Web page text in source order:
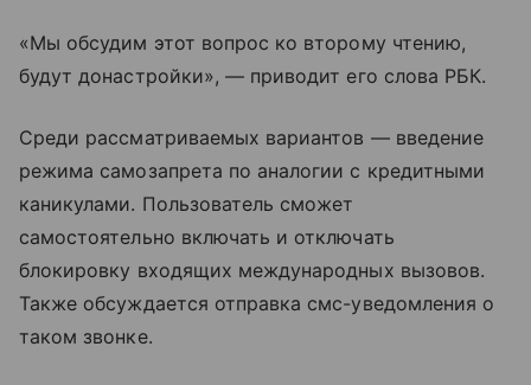
«Мы обсудим этот вопрос ко второму чтению,
будут донастройки», — приводит его слова РБК.
Среди рассматриваемых вариантов — введение
режима самозапрета по аналогии с кредитными
каникулами. Пользователь сможет
самостоятельно включать и отключать
блокировку входящих международных вызовов.
Также обсуждается отправка смс-уведомления о
таком звонке.